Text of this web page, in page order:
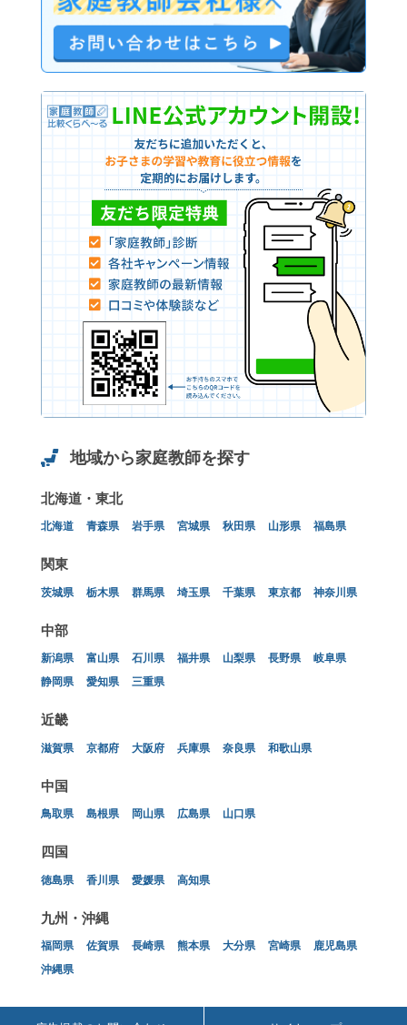
地域から家庭教師を探す
北海道・東北
北海道 青森県 岩手県 宮城県 秋田県 山形県 福島県
関東
茨城県 栃木県 群馬県 埼玉県 千葉県 東京都 神奈川県
中部
新潟県 富山県 石川県 福井県 山梨県 長野県
岐阜県
静岡県
愛知県 三重県
近畿
滋賀県 京都府 大阪府 兵庫県 奈良県 和歌山県
中国
鳥取県 島根県 岡山県 広島県 山口県
四国
徳島県 香川県 愛媛県 高知県
九州・沖縄
福岡県 佐賀県 長崎県 熊本県 大分県 宮崎県
鹿児島県
沖縄県